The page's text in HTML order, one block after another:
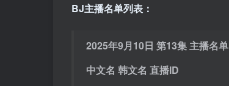
BJ主播名单列表：
2025年9月10日 第13集 主播名单
中文名 韩文名 直播ID